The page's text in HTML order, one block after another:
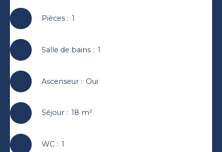
Pièces: 1
Salle de bains: 1
Ascenseur: Oui
Séjour: 18 m²
WC: 1